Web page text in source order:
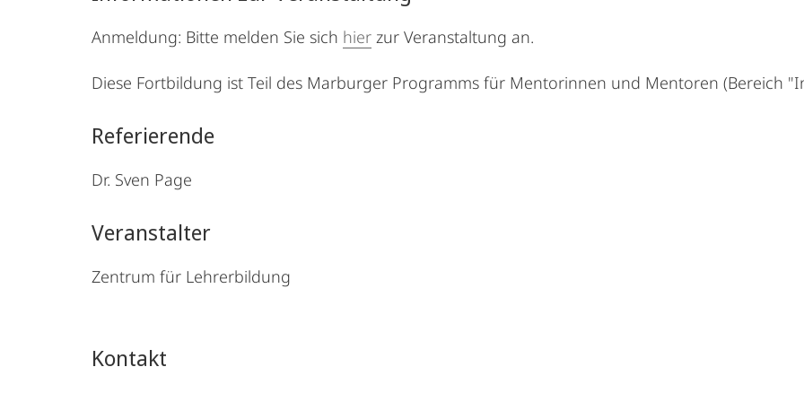
Anmeldung: Bitte melden Sie sich hier zur Veranstaltung an.
Diese Fortbildung ist Teil des Marburger Programms für Mentorinnen und Mentoren (Bereich
Referierende
Dr. Sven Page
Veranstalter
Zentrum für Lehrerbildung
Kontakt